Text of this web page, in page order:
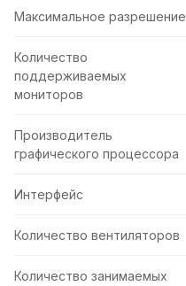
Максимальное разрешение
Количество
поддерживаемых
мониторов
Производитель
графического процессора
Интерфейс
Количество вентиляторов
Количество занимаемых